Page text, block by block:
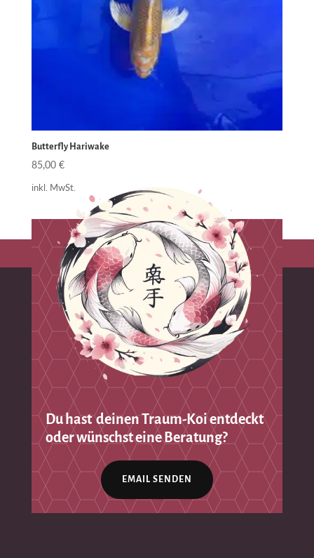
Butterfly Hariwake
85,00 €
inkl. MwSt.
Du hast deinen Traum-Koi entdeckt
oder wünschst eine Beratung?
EMAIL SENDEN